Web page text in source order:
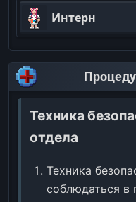
Интерн
Техника
отдела
Техника
соблюдаться в